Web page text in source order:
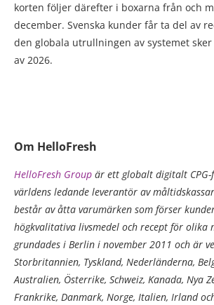
korten följer därefter i boxarna från och
december. Svenska kunder får ta del av
den globala utrullningen av systemet
av 2026.
Om HelloFresh
HelloFresh Group är ett globalt digitalt CPG-
världens ledande leverantör av
består av åtta varumärken som förser
högkvalitativa livsmedel och recept för olika
grundades i Berlin i november 2011 och är
Storbritannien, Tyskland, Nederländerna,
Australien, Österrike, Schweiz, Kanada, Nya
Frankrike, Danmark, Norge, Italien, Irland